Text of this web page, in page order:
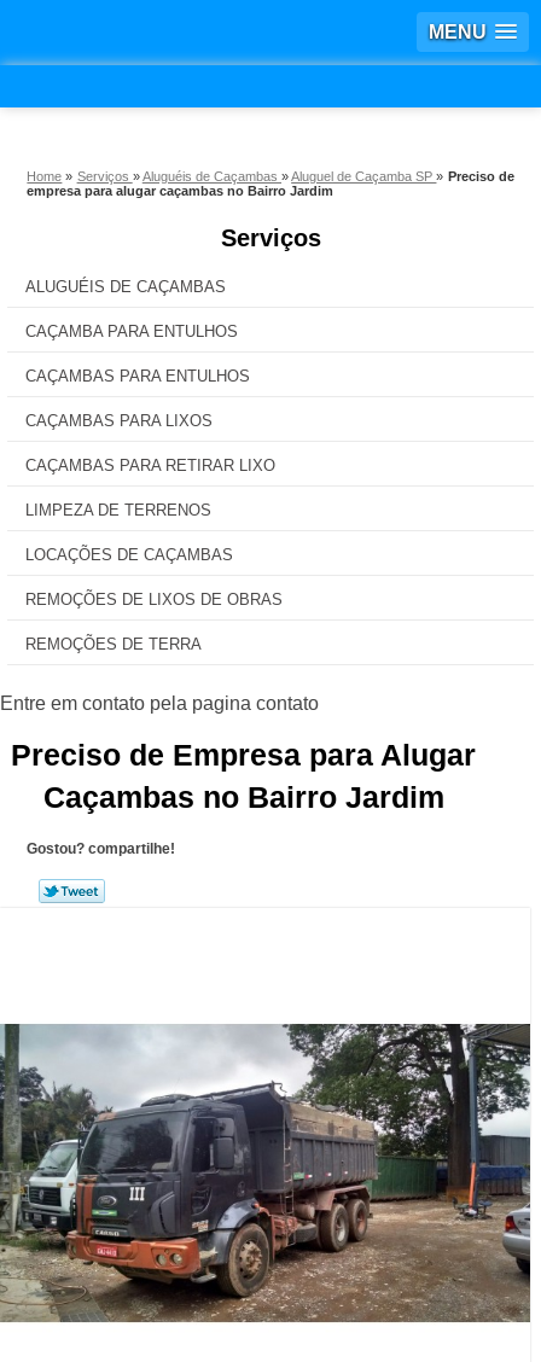
MENU
Home » Serviços »Aluguéis de Caçambas»Aluguel de Caçamba SP» Preciso de
empresa para alugar caçambas no Bairro Jardim
Serviços
ALUGUÉIS DE CAÇAMBAS
CAÇAMBA PARA ENTULHOS
CAÇAMBAS PARA ENTULHOS
CAÇAMBAS PARA LIXOS
CAÇAMBAS PARA RETIRAR LIXO
LIMPEZA DE TERRENOS
LOCAÇÕES DE CAÇAMBAS
REMOÇÕES DE LIXOS DE OBRAS
REMOÇÕES DE TERRA
Preciso de Empresa para Alugar
Caçambas no Bairro Jardim
Gostou? compartilhe!